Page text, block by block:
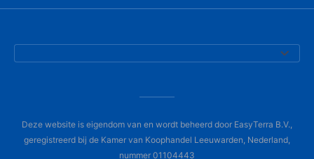
Deze website is eigendom van en wordt beheerd door EasyTerra B.V.,
geregistreerd bij de Kamer van Koophandel Leeuwarden, Nederland,
nummer 01104443